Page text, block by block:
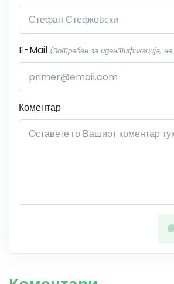
E-Mail (потребен за идентификација, не
Коментар